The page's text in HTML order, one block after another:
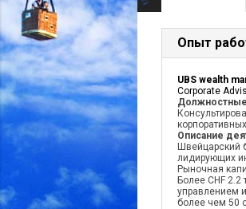
Опыт
UBS wealth
Corporate
Описание
Швейцарский
лидирующих
Рыночная
Более CHF 2.2
управлением
более чем 50